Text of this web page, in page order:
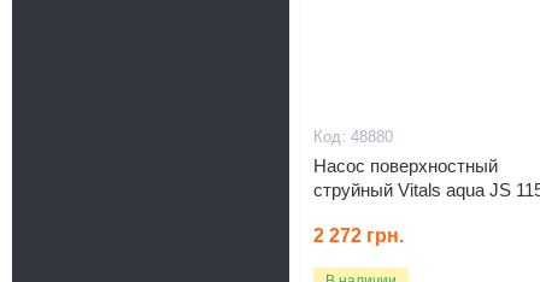
48880
Насос поверхностный
струйный Vitals aqua JS
2 272 грн.